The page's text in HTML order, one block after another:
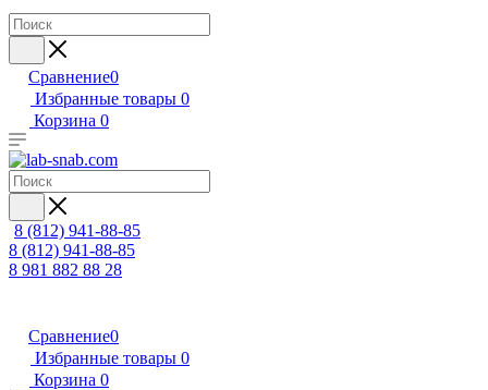
Сравнение0
Избранные товары 0
Корзина 0
8 (812) 941-88-85
8 (812) 941-88-85
8 981 882 88 28
Сравнение0
Избранные товары 0
Корзина 0